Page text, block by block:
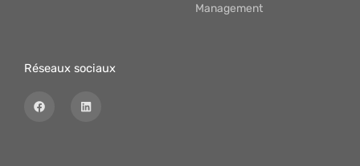
Management
Réseaux sociaux
a
i